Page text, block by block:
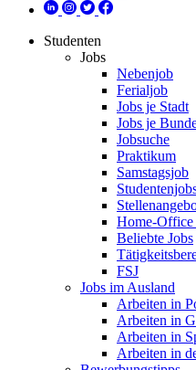
Studenten
Jobs
Nebenjob
Ferialjob
Jobs je Stadt
Jobs je
Jobsuche
Praktikum
Samstagsjob
Home-Office
Beliebte Jobs
FSJ
Jobs im Ausland
Arbeiten in
Arbeiten in
Arbeiten in
Arbeiten in